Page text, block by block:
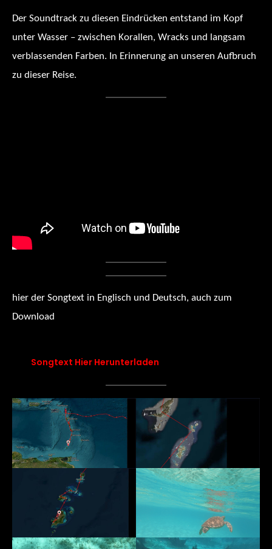
Der Soundtrack zu diesen Eindrücken entstand im Kopf
unter Wasser – zwischen Korallen, Wracks und langsam
verblassenden Farben. In Erinnerung an unseren Aufbruch
zu dieser Reise.
hier der Songtext in Englisch und Deutsch, auch zum
Download
Songtext Hier Herunterladen